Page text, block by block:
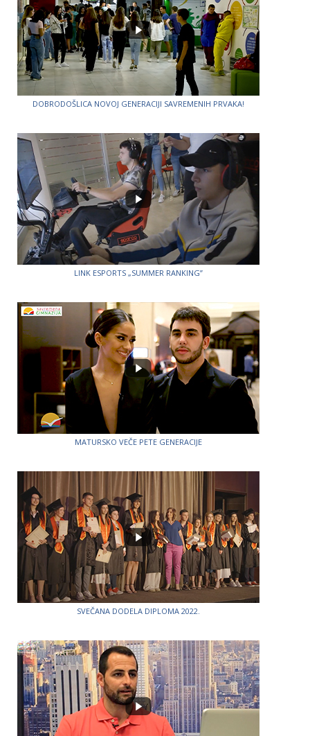
DOBRODOŠLICA NOVOJ GENERACIJI SAVREMENIH PRVAKA!
LINK ESPORTS „SUMMER RANKING”
MATURSKO VEČE PETE GENERACIJE
SVEČANA DODELA DIPLOMA 2022.